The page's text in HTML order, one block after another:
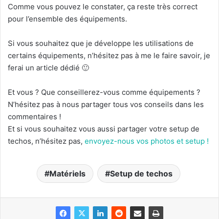
Comme vous pouvez le constater, ça reste très correct
pour l’ensemble des équipements.
Si vous souhaitez que je développe les utilisations de
certains équipements, n’hésitez pas à me le faire savoir, je
ferai un article dédié 🙂
Et vous ? Que conseillerez-vous comme équipements ?
N’hésitez pas à nous partager tous vos conseils dans les
commentaires !
Et si vous souhaitez vous aussi partager votre setup de
techos, n’hésitez pas, envoyez-nous vos photos et setup !
Matériels Setup de techos